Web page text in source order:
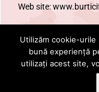
Web site:
URMARESTE-NE
Utilizăm cookie-urile
bună experiență
utilizați acest site,